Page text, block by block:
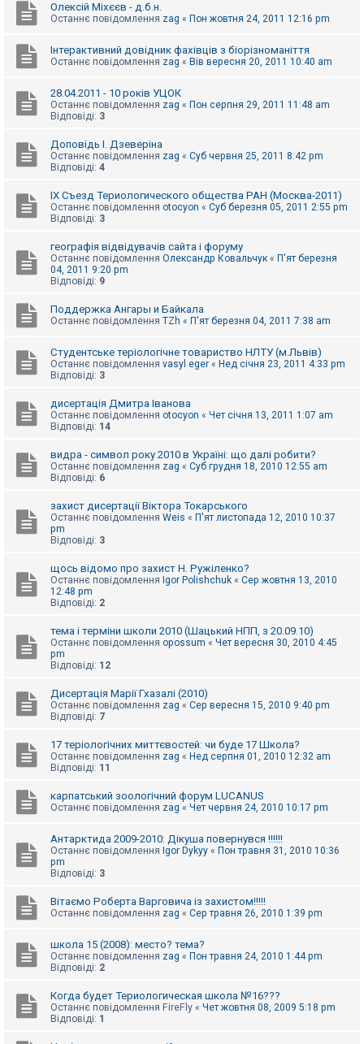
Олексій Міхєєв - д.б.н.
Останнє повідомлення zag « Пон жовтня 24, 2011 12:16 pm
Інтерактивний довідник фахівців з біорізноманіття
Останнє повідомлення zag « Вів вересня 20, 2011 10:40 am
28.04.2011 - 10 років УЦОК
Останнє повідомлення zag « Пон серпня 29, 2011 11:48 am
Відповіді: 3
Доповідь І. Дзеверіна
Останнє повідомлення zag « Суб червня 25, 2011 8:42 pm
Відповіді: 4
IX Съезд Териологического общества РАН (Москва-2011)
Останнє повідомлення otocyon « Суб березня 05, 2011 2:55 pm
Відповіді: 3
географія відвідувачів сайта і форуму
Останнє повідомлення Олександр Ковальчук « П'ят березня
04, 2011 9:20 pm
Відповіді: 9
Поддержка Ангары и Байкала
Останнє повідомлення TZh « П'ят березня 04, 2011 7:38 am
Студентське теріологічне товариство НЛТУ (м.Львів)
Останнє повідомлення vasyl eger « Нед січня 23, 2011 4:33 pm
Відповіді: 3
дисертація Дмитра Іванова
Останнє повідомлення otocyon « Чет січня 13, 2011 1:07 am
Відповіді: 14
видра - символ року 2010 в Україні: що далі робити?
Останнє повідомлення zag « Суб грудня 18, 2010 12:55 am
Відповіді: 6
захист дисертації Віктора Токарського
Останнє повідомлення Weis « П'ят листопада 12, 2010 10:37
pm
Відповіді: 3
щось відомо про захист Н. Ружіленко?
Останнє повідомлення Igor Polishchuk « Сер жовтня 13, 2010
12:48 pm
Відповіді: 2
тема і терміни школи 2010 (Шацький НПП, з 20.09.10)
Останнє повідомлення opossum « Чет вересня 30, 2010 4:45
pm
Відповіді: 12
Дисертація Марії Гхазалі (2010)
Останнє повідомлення zag « Сер вересня 15, 2010 9:40 pm
Відповіді: 7
17 теріологічних миттєвостей: чи буде 17 Школа?
Останнє повідомлення zag « Нед серпня 01, 2010 12:32 am
Відповіді: 11
карпатський зоологічний форум LUCANUS
Останнє повідомлення zag « Чет червня 24, 2010 10:17 pm
Антарктида 2009-2010: Дікуша повернувся !!!!!!
Останнє повідомлення Igor Dykyy « Пон травня 31, 2010 10:36
pm
Відповіді: 3
Вітаємо Роберта Варговича із захистом!!!!!
Останнє повідомлення zag « Сер травня 26, 2010 1:39 pm
школа 15 (2008): место? тема?
Останнє повідомлення zag « Пон травня 24, 2010 1:44 pm
Відповіді: 2
Когда будет Териологическая школа №16???
Останнє повідомлення FireFly « Чет жовтня 08, 2009 5:18 pm
Відповіді: 1